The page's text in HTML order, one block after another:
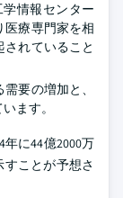
情報センター
医療専門家を相
れていること
要の増加と、
ます。
に44億2000万
ことが予想さ